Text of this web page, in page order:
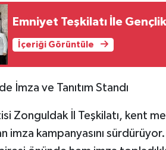
Emniyet Teşkilatı İle
İçeriği Görüntüle
İmza ve Tanıtım Standı
Zonguldak İl Teşkilatı, kent
imza kampanyasını